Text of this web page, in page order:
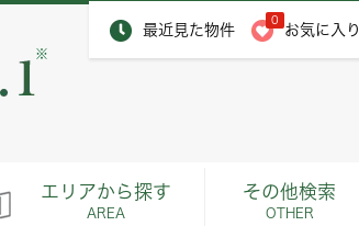
最近見た物件
0
お気に入り
※
エリアから探す
AREA
その他検索
OTHER